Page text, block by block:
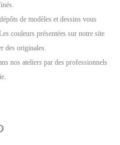
de modèles et dessins vous
couleurs présentées sur notre site
des originales.
nos ateliers par des professionnels